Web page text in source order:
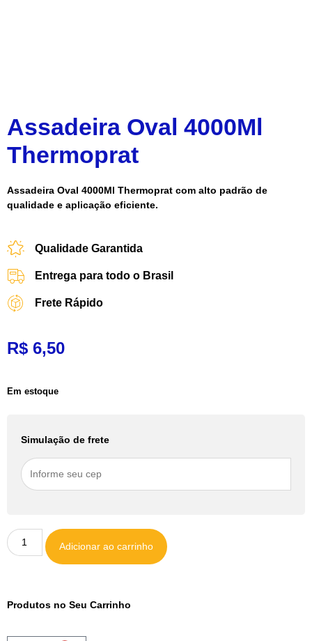
Assadeira Oval 4000Ml
Thermoprat
Assadeira Oval 4000Ml Thermoprat com alto padrão de
qualidade e aplicação eficiente.
Qualidade Garantida
Entrega para todo o Brasil
Frete Rápido
R$ 6,50
Em estoque
Simulação de frete
Adicionar ao carrinho
Produtos no Seu Carrinho